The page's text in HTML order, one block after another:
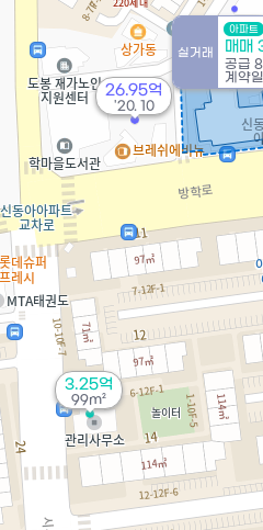
실거래
아파트
매매
공급
계약
26.95억
'20. 10
3.25억
99m²